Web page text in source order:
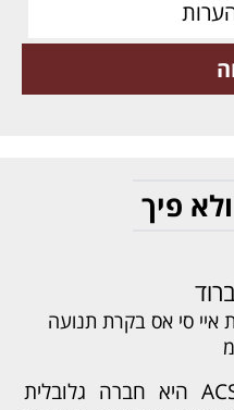
פיך
איי סי אס בקרת תנועה
חברת ACS Motion Control היא חברה גלובלית